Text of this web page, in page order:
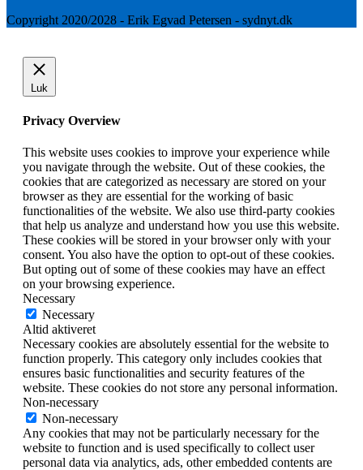
Copyright 2020/2028 - Erik Egvad Petersen - sydnyt.dk
Luk
Privacy Overview
This website uses cookies to improve your experience while
you navigate through the website. Out of these cookies, the
cookies that are categorized as necessary are stored on your
browser as they are essential for the working of basic
functionalities of the website. We also use third-party cookies
that help us analyze and understand how you use this website.
These cookies will be stored in your browser only with your
consent. You also have the option to opt-out of these cookies.
But opting out of some of these cookies may have an effect
on your browsing experience.
Necessary
Necessary
Altid aktiveret
Necessary cookies are absolutely essential for the website to
function properly. This category only includes cookies that
ensures basic functionalities and security features of the
website. These cookies do not store any personal information.
Non-necessary
Non-necessary
Any cookies that may not be particularly necessary for the
website to function and is used specifically to collect user
personal data via analytics, ads, other embedded contents are